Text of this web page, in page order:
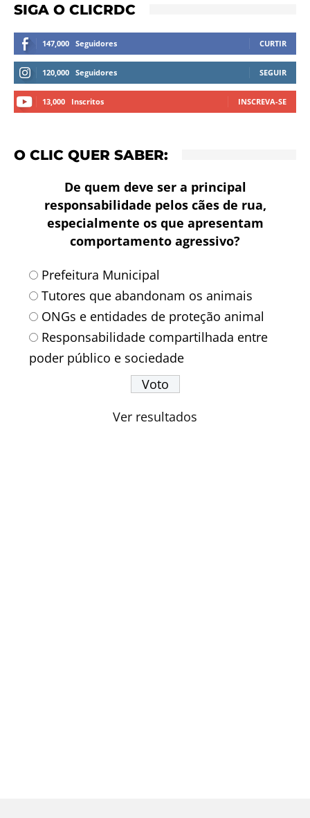
SIGA O CLICRDC
147,000 Seguidores CURTIR
120,000 Seguidores SEGUIR
13,000 Inscritos INSCREVA-SE
O CLIC QUER SABER:
De quem deve ser a principal
responsabilidade pelos cães de rua,
especialmente os que apresentam
comportamento agressivo?
Prefeitura Municipal
Tutores que abandonam os animais
ONGs e entidades de proteção animal
Responsabilidade compartilhada entre
poder público e sociedade
Ver resultados